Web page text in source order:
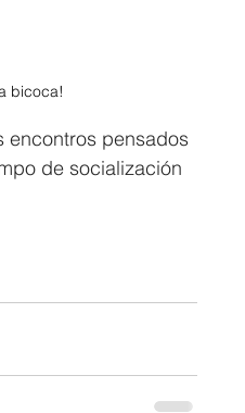
bicoca!
encontros pensados
de socialización